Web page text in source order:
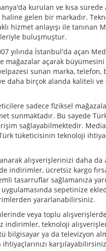
kurulan ve kısa
gelen bir markadır.
hizmet anlayışı ile tanınan
buluşmuştur.
yılında İstanbul'da açan
mağazalar açarak
sunan marka,
daha birçok alanda kaliteli
sadece fiziksel
sunmaktadır. Bu sayede
sağlayabilmektedir.
tüketicisinin teknoloji
alışverişlerinizi daha
indirimler, ücretsiz kargo
tasarruflar sağlamanıza
sepetinize
yararlanabilirsiniz.
veya toplu
indirimler, teknoloji
bilgisayar ya da televizyon